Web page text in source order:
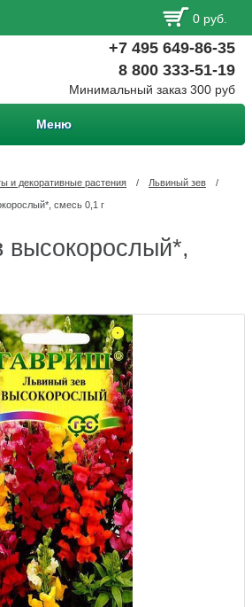
0 руб.
+7 495 649-86-35
8 800 333-51-19
Минимальный заказ 300 руб
Меню
и декоративные растения / Львиный зев /
смесь 0,1 г
высокорослый*,